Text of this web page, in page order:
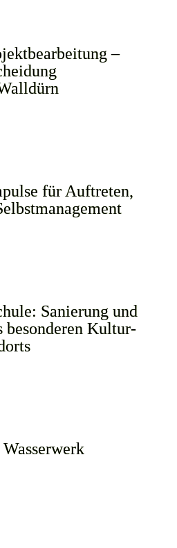
–
für Auftreten,
Sanierung und
besonderen Kultur-